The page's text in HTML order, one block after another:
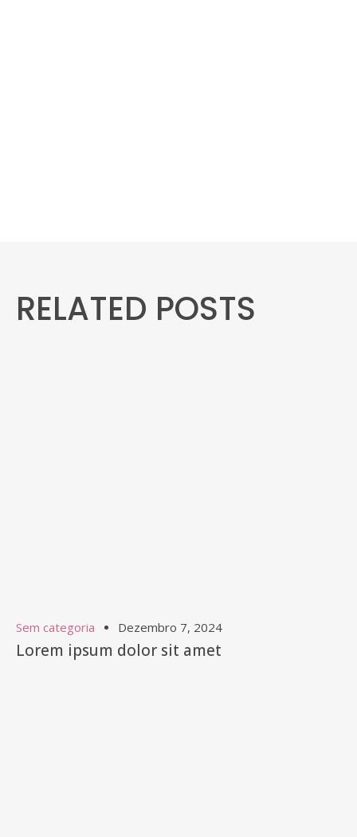
RELATED POSTS
Sem categoria Dezembro 7, 2024
Lorem ipsum dolor sit amet